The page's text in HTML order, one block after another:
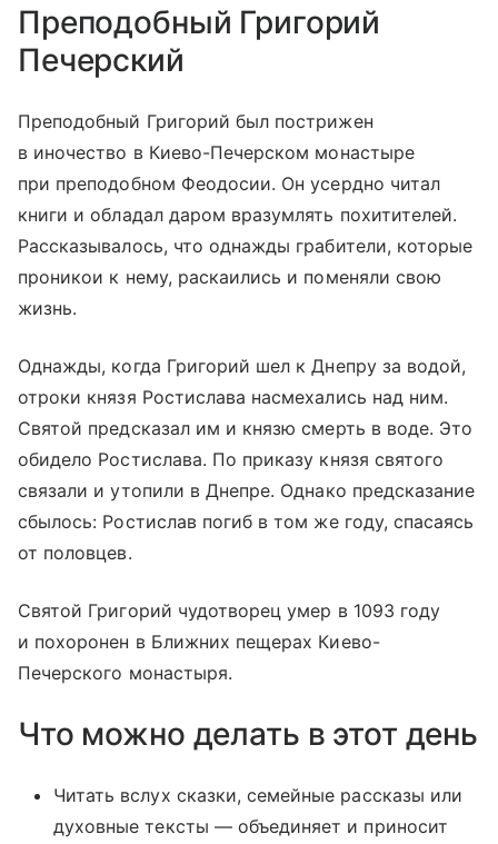
Преподобный Григорий
Печерский
Преподобный Григорий был пострижен
в иночество в Киево-Печерском монастыре
при преподобном Феодосии. Он усердно читал
книги и обладал даром вразумлять похитителей.
Рассказывалось, что однажды грабители, которые
проникои к нему, раскаились и поменяли свою
жизнь.
Однажды, когда Григорий шел к Днепру за водой,
отроки князя Ростислава насмехались над ним.
Святой предсказал им и князю смерть в воде. Это
обидело Ростислава. По приказу князя святого
связали и утопили в Днепре. Однако предсказание
сбылось: Ростислав погиб в том же году, спасаясь
от половцев.
Святой Григорий чудотворец умер в 1093 году
и похоронен в Ближних пещерах Киево-
Печерского монастыря.
Что можно делать в этот день
Читать вслух сказки, семейные рассказы или
духовные тексты — объединяет и приносит